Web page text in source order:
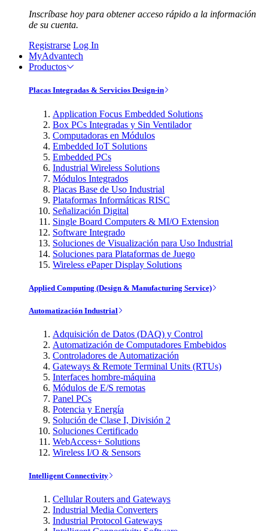
Inscríbase hoy para obtener acceso rápido a la información
de su cuenta.
Registrarse Log In
MyAdvantech
Productos
Placas Integradas & Servicios Design-in
Application Focus Embedded Solutions
Box PCs Integradas y Sin Ventilador
Computadoras en Módulos
Embedded IoT Solutions
Embedded PCs
Industrial Wireless Solutions
Módulos Integrados
Placas Base de Uso Industrial
Plataformas Informáticas RISC
Señalización Digital
Single Board Computers & MI/O Extension
Software Integrado
Soluciones de Visualización para Uso Industrial
Soluciones para Plataformas de Juego
Wireless ePaper Display Solutions
Applied Computing (Design & Manufacturing Service)
Automatización Industrial
Adquisición de Datos (DAQ) y Control
Automatización de Computadores Embebidos
Controladores de Automatización
Gateways & Remote Terminal Units (RTUs)
Interfaces hombre-máquina
Módulos de E/S remotas
Panel PCs
Potencia y Energía
Solución de Clase I, División 2
Soluciones Certificado
WebAccess+ Solutions
Wireless I/O & Sensors
Intelligent Connectivity
Cellular Routers and Gateways
Industrial Media Converters
Industrial Protocol Gateways